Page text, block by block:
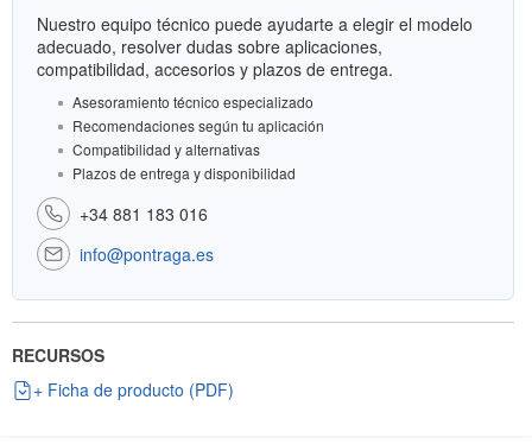
Nuestro equipo técnico puede ayudarte a elegir el modelo
adecuado, resolver dudas sobre aplicaciones,
compatibilidad, accesorios y plazos de entrega.
Asesoramiento técnico especializado
Recomendaciones según tu aplicación
Compatibilidad y alternativas
Plazos de entrega y disponibilidad
+34 881 183 016
info@pontraga.es
RECURSOS
+ Ficha de producto (PDF)